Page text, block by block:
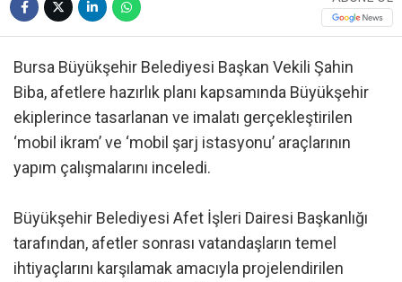
Bursa Büyükşehir Belediyesi Başkan Vekili Şahin
Biba, afetlere hazırlık planı kapsamında Büyükşehir
ekiplerince tasarlanan ve imalatı gerçekleştirilen
‘mobil ikram’ ve ‘mobil şarj istasyonu’ araçlarının
yapım çalışmalarını inceledi.
Büyükşehir Belediyesi Afet İşleri Dairesi Başkanlığı
tarafından, afetler sonrası vatandaşların temel
ihtiyaçlarını karşılamak amacıyla projelendirilen